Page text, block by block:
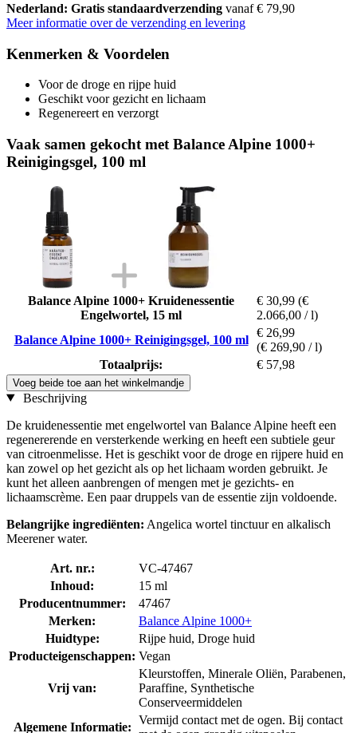
Nederland: Gratis standaardverzending vanaf € 79,90
Meer informatie over de verzending en levering
Kenmerken & Voordelen
Voor de droge en rijpe huid
Geschikt voor gezicht en lichaam
Regenereert en verzorgt
Vaak samen gekocht met Balance Alpine 1000+
Reinigingsgel, 100 ml
Balance Alpine 1000+ Kruidenessentie
Engelwortel, 15 ml
€ 30,99 (€
2.066,00 / l)
Balance Alpine 1000+ Reinigingsgel, 100 ml
€ 26,99
(€ 269,90 / l)
Totaalprijs:
€ 57,98
Voeg beide toe aan het winkelmandje
Beschrijving
De kruidenessentie met engelwortel van Balance Alpine heeft een
regenererende en versterkende werking en heeft een subtiele geur
van citroenmelisse. Het is geschikt voor de droge en rijpere huid en
kan zowel op het gezicht als op het lichaam worden gebruikt. Je
kunt het alleen aanbrengen of mengen met je gezichts- en
lichaamscrème. Een paar druppels van de essentie zijn voldoende.
Belangrijke ingrediënten: Angelica wortel tinctuur en alkalisch
Meerener water.
Art. nr.:
VC-47467
Inhoud:
15 ml
Producentnummer:
47467
Merken:
Balance Alpine 1000+
Huidtype:
Rijpe huid, Droge huid
Producteigenschappen: Vegan
Vrij van:
Kleurstoffen, Minerale Oliën, Parabenen,
Paraffine, Synthetische
Conserveermiddelen
Algemene Informatie:
Vermijd contact met de ogen. Bij contact